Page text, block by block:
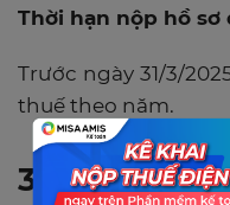
Thời hạn nộp hồ sơ
Trước ngày 31/3/
thuế theo năm.
3. Công tác